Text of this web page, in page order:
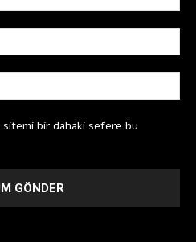
bir dahaki sefere bu